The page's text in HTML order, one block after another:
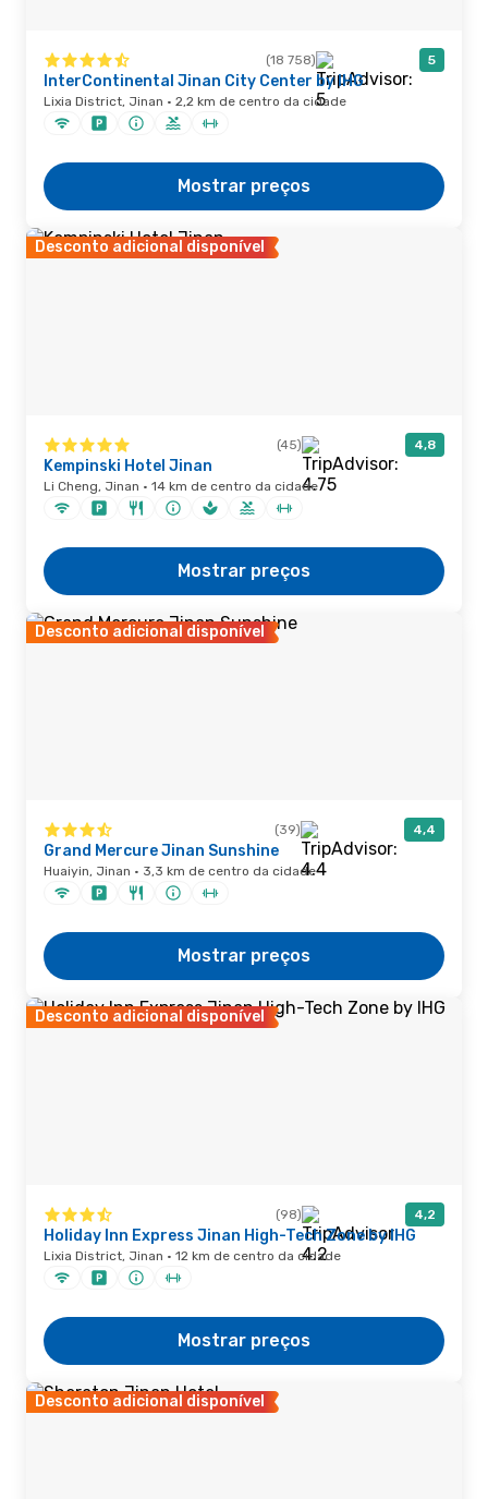
(18 758) 5
InterContinental Jinan City Center by IHG
Lixia District, Jinan · 2,2 km de centro da cidade
Mostrar preços
Desconto adicional disponível
(45) 4,8
Kempinski Hotel Jinan
Li Cheng, Jinan · 14 km de centro da cidade
Mostrar preços
Desconto adicional disponível
(39) 4,4
Grand Mercure Jinan Sunshine
Huaiyin, Jinan · 3,3 km de centro da cidade
Mostrar preços
Desconto adicional disponível
(98) 4,2
Holiday Inn Express Jinan High-Tech Zone by IHG
Lixia District, Jinan · 12 km de centro da cidade
Mostrar preços
Desconto adicional disponível